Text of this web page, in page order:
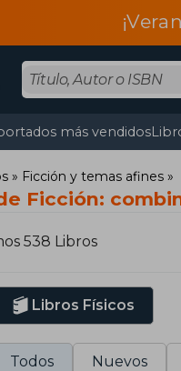
más vendidos
Ficción y temas afines
Ficción:
538 Libros
Libros Físicos
Todos Nuevos